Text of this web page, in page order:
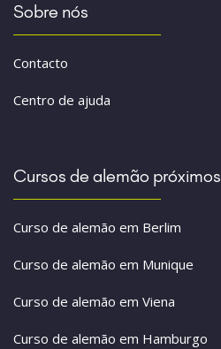
Sobre nós
Contacto
Centro de ajuda
Cursos de alemão próximos
Curso de alemão em Berlim
Curso de alemão em Munique
Curso de alemão em Viena
Curso de alemão em Hamburgo